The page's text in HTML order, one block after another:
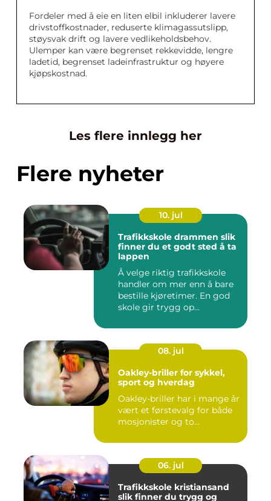
Fordeler med å eie en liten elbil inkluderer lavere
drivstoffkostnader, reduserte klimagassutslipp,
støysvak drift og lavere vedlikeholdsbehov.
Ulemper kan være begrenset rekkevidde, lengre
ladetid, begrenset ladeinfrastruktur og høyere
kjøpskostnad.
Les flere innlegg her
Flere nyheter
10. jul
Trafikkskole drammen slik
finner du et godt sted å ta
lappen
Å velge riktig trafikkskole
handler om mer enn å bare
bestille kjøretimer. En god
skole gir trygg op...
08. jul
Oakley-briller for sykkel,
sport og hverdag
Oakley-briller har i mange år
vært et førstevalg for både
mosjonister og to...
06. jul
Trafikkskole kristiansand
slik finner du trygg og